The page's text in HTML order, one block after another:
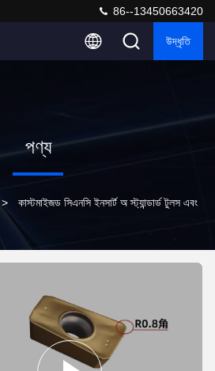
86--13450663420
উদ্ধৃতি
পণ্য
> কাস্টমাইজড সিএনসি ইনসার্ট অ স্ট্যান্ডার্ড টুলস এবং